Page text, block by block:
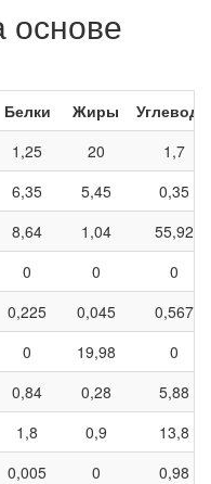
Белки Жиры
Углеводы
1,25 20
1,7
6,35 5,45
0,35
8,64 1,04
55,92
0 0
0
0,225 0,045
0,567
0 19,98
0
0,84 0,28
5,88
1,8 0,9
13,8
0,005 0
0,98